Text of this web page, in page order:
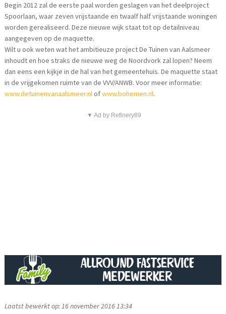
Begin 2012 zal de eerste paal worden geslagen van het deelproject
Spoorlaan, waar zeven vrijstaande en twaalf half vrijstaande woningen
worden gerealiseerd. Deze nieuwe wijk staat tot op detailniveau
aangegeven op de maquette.
Wilt u ook weten wat het ambitieuze project De Tuinen van Aalsmeer
inhoudt en hoe straks de nieuwe weg de Noordvork zal lopen? Neem
dan eens een kijkje in de hal van het gemeentehuis. De maquette staat
in de vrijgekomen ruimte van de VVV/ANWB. Voor meer informatie:
www.detuinenvanaalsmeer.nlofwww.bohemen.nl.
▼ Ad by Refinery89
Laatst bewerkt op: 16 november 2016 13:34